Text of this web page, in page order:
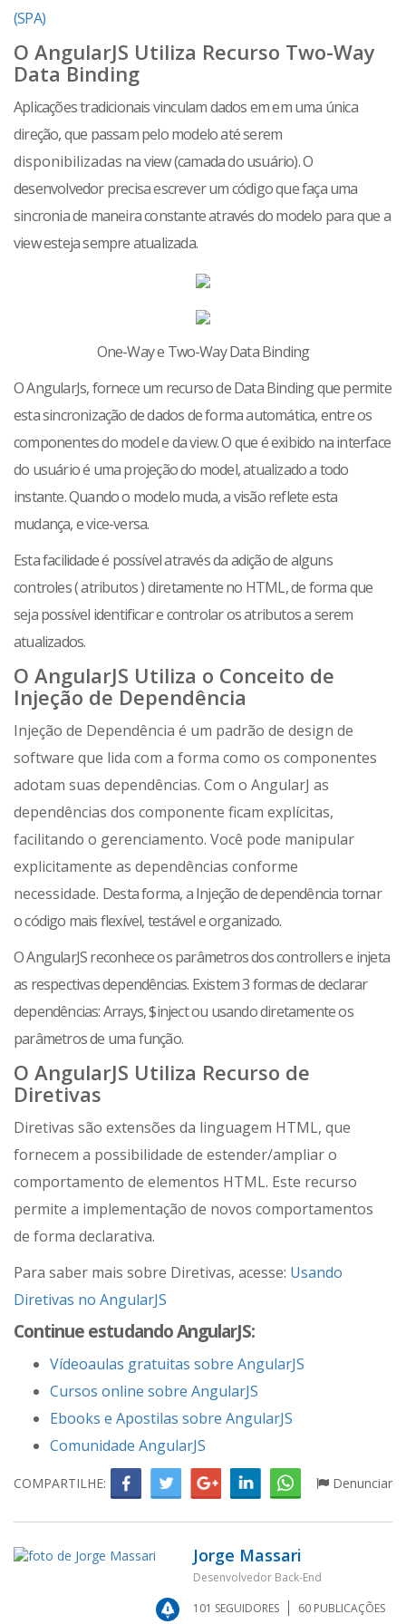
(SPA)
O AngularJS Utiliza Recurso Two-Way
Data Binding
Aplicações tradicionais vinculam dados em em uma única
direção, que passam pelo modelo até serem
disponibilizadas na view (camada do usuário).O
desenvolvedor precisa escrever um código que faça uma
sincronia de maneira constante através do modelo para que a
view esteja sempre atualizada.
One-Way e Two-Way Data Binding
O AngularJs, fornece um recurso de Data Binding que permite
esta sincronização de dados de forma automática, entre os
componentes do model e da view. O que é exibido na interface
do usuário é uma projeção do model, atualizado a todo
instante. Quando o modelo muda, a visão reflete esta
mudança, e vice-versa.
Esta facilidade é possível através da adição de alguns
controles ( atributos ) diretamente no HTML, de forma que
seja possível identificar e controlar os atributos a serem
atualizados.
O AngularJS Utiliza o Conceito de
Injeção de Dependência
Injeção de Dependência é um padrão de design de
software que lida com a forma como os componentes
adotam suas dependências. Com o AngularJ as
dependências dos componente ficam explícitas,
facilitando o gerenciamento. Você pode manipular
explicitamente as dependências conforme
necessidade. Desta forma, a Injeção de dependência tornar
o código mais flexível, testável e organizado.
O AngularJS reconhece os parâmetros dos controllers e injeta
as respectivas dependências. Existem 3 formas de declarar
dependências: Arrays, $inject ou usando diretamente os
parâmetros de uma função.
O AngularJS Utiliza Recurso de
Diretivas
Diretivas são extensões da linguagem HTML, que
fornecem a possibilidade de estender/ampliar o
comportamento de elementos HTML. Este recurso
permite a implementação de novos comportamentos
de forma declarativa.
Para saber mais sobre Diretivas, acesse: Usando
Diretivas no AngularJS
Continue estudando AngularJS:
Vídeoaulas gratuitas sobre AngularJS
Cursos online sobre AngularJS
Ebooks e Apostilas sobre AngularJS
Comunidade AngularJS
COMPARTILHE: Denunciar
Jorge Massari
Desenvolvedor Back-End
101 SEGUIDORES 60 PUBLICAÇÕES